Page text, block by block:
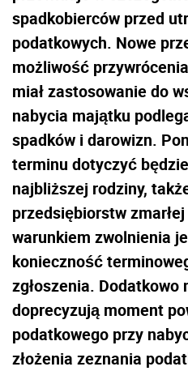
spadkobierców przed
podatkowych. Nowe
możliwość
miał zastosowanie do
nabycia majątku
spadków i darowizn.
terminu dotyczyć
najbliższej rodziny,
przedsiębiorstw
warunkiem zwolnienia
konieczność
zgłoszenia. Dodatkowo
doprecyzują moment
podatkowego przy
złożenia zeznania